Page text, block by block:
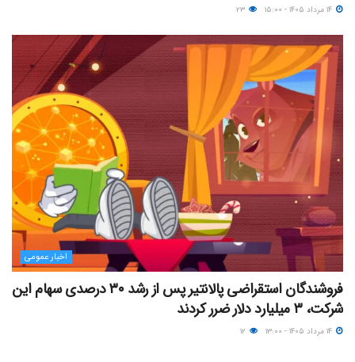
اخبار عمومی
فروشندگان استقراضی پالانتیر پس از رشد ۳۰ درصدی سهام این
شرکت، ۳ میلیارد دلار ضرر کردند